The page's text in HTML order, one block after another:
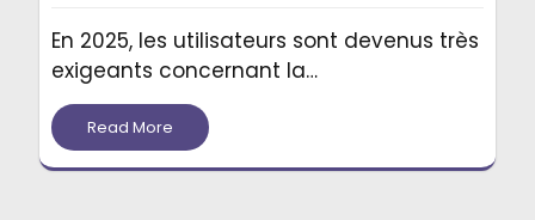
En 2025, les utilisateurs sont devenus très
exigeants concernant la…
Read More